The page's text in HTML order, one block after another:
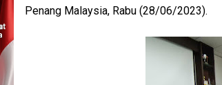
Penang Malaysia, Rabu (28/06/2023).